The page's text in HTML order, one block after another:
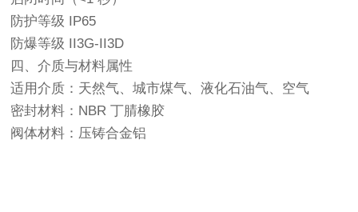
防护等级 IP65
防爆等级 II3G-II3D
四、介质与材料属性
适用介质：天然气、城市煤气、液化石油气、空气
密封材料：NBR 丁腈橡胶
阀体材料：压铸合金铝